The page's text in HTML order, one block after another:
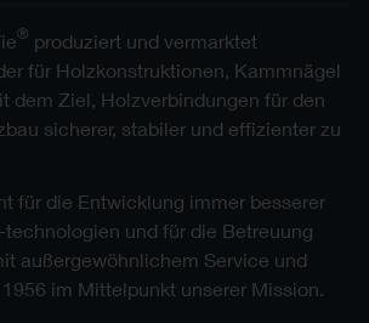
® produziert und vermarktet
für Holzkonstruktionen, Kammnägel
dem Ziel, Holzverbindungen für den
sicherer, stabiler und effizienter zu
für die Entwicklung immer besserer
und für die Betreuung
außergewöhnlichem Service und
im Mittelpunkt unserer Mission.